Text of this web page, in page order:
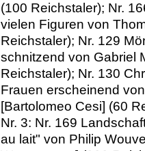
(100 Reichstaler); Nr.
vielen Figuren von
Reichstaler); Nr. 129
schnitzend von Gabriel
Reichstaler); Nr. 130
Frauen erscheinend
[Bartolomeo Cesi] (60
Nr. 3: Nr. 169
au lait" von Philip